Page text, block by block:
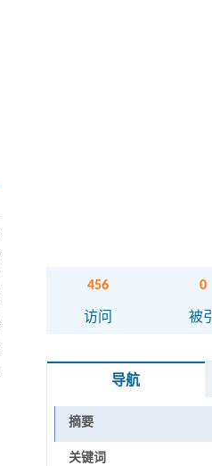
456
访问
0
被引
导航
摘要
关键词